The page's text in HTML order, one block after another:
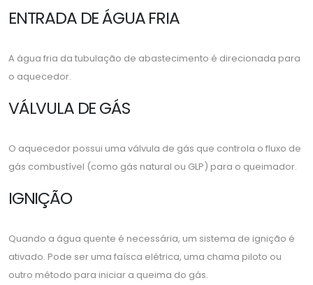
ENTRADA DE ÁGUA FRIA
A água fria da tubulação de abastecimento é direcionada para
o aquecedor.
VÁLVULA DE GÁS
O aquecedor possui uma válvula de gás que controla o fluxo de
gás combustível (como gás natural ou GLP) para o queimador.
IGNIÇÃO
Quando a água quente é necessária, um sistema de ignição é
ativado. Pode ser uma faísca elétrica, uma chama piloto ou
outro método para iniciar a queima do gás.